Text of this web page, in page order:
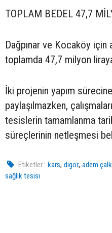
TOPLAM BEDEL 47,7
Dağpınar ve Kocaköy için
toplamda 47,7 milyon
İki projenin yapım
paylaşılmazken,
tesislerin tamamlanma
süreçlerinin netleşmesi
Etiketler : kars,digor,adem
sağlık tesisi